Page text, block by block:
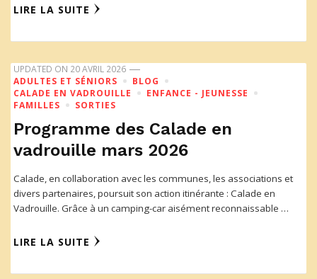
LIRE LA SUITE
UPDATED ON 20 AVRIL 2026
ADULTES ET SÉNIORS
BLOG
CALADE EN VADROUILLE
ENFANCE - JEUNESSE
FAMILLES
SORTIES
Programme des Calade en
vadrouille mars 2026
Calade, en collaboration avec les communes, les associations et
divers partenaires, poursuit son action itinérante : Calade en
Vadrouille. Grâce à un camping-car aisément reconnaissable …
LIRE LA SUITE